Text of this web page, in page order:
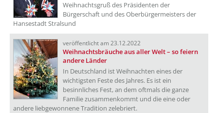
Weihnachtsgruß des Präsidenten der
Bürgerschaft und des Oberbürgermeisters der
Hansestadt Stralsund
veröffentlicht am 23.12.2022
Weihnachtsbräuche aus aller Welt – so feiern
andere Länder
In Deutschland ist Weihnachten eines der
wichtigsten Feste des Jahres. Es ist ein
besinnliches Fest, an dem oftmals die ganze
Familie zusammenkommt und die eine oder
andere liebgewonnene Tradition zelebriert.